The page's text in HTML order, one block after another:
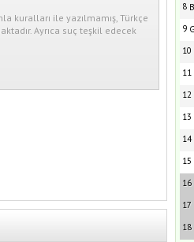
kuralları ile yazılmamış, Türkçe
Ayrıca suç teşkil edecek
8
9
10
11
12
13
14
15
16
17
18